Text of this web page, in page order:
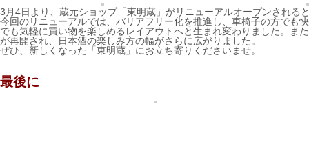
3月4日より、蔵元ショップ「東明蔵」がリニューアルオープンされる
今回のリニューアルでは、バリアフリー化を推進し、車椅子の方でも
でも気軽に買い物を楽しめるレイアウトへと生まれ変わりました。ま
が再開され、日本酒の楽しみ方の幅がさらに広がりました。
ぜひ、新しくなった「東明蔵」にお立ち寄りくださいませ。
最後に